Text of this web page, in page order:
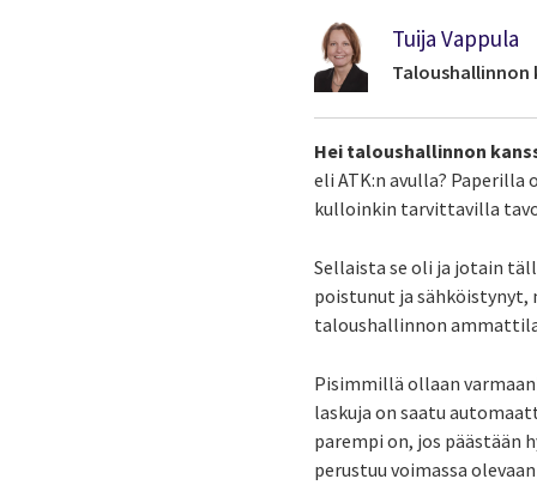
Tuija Vappula
Hei taloushallinnon
eli ATK:n avulla?
kulloinkin tarvittavilla
Sellaista se oli ja jotain
poistunut ja sähköistynyt,
taloushallinnon
Pisimmillä ollaan
laskuja on saatu
parempi on, jos päästään
perustuu voimassa